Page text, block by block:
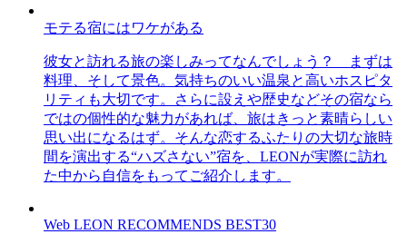
モテる宿にはワケがある
彼女と訪れる旅の楽しみってなんでしょう？ まずは
料理、そして景色。気持ちのいい温泉と高いホスピタ
リティも大切です。さらに設えや歴史などその宿なら
ではの個性的な魅力があれば、旅はきっと素晴らしい
思い出になるはず。そんな恋するふたりの大切な旅時
間を演出する“ハズさない”宿を、LEONが実際に訪れ
た中から自信をもってご紹介します。
Web LEON RECOMMENDS BEST30